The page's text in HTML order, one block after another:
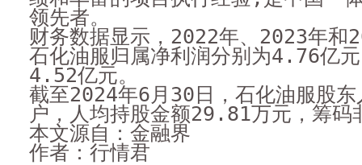
领先者。
财务数据显示，2022年、2023年和
石化油服归属净利润分别为4.76亿
4.52亿元。
截至2024年6月30日，石化油服股
户，人均持股金额29.81万元，筹码
本文源自：金融界
作者：行情君